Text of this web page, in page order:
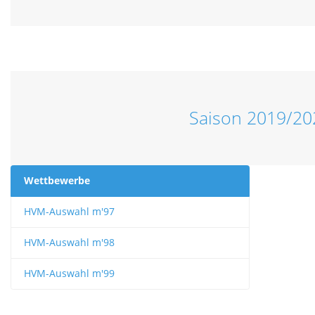
Saison 2019/
Wettbewerbe
HVM-Auswahl m'97
HVM-Auswahl m'98
HVM-Auswahl m'99